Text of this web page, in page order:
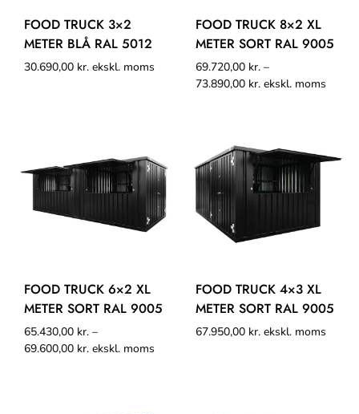
FOOD TRUCK 3×2
METER BLÅ RAL 5012
30.690,00 kr. ekskl. moms
FOOD TRUCK 8×2 XL
METER SORT RAL 9005
69.720,00 kr. –
73.890,00 kr. ekskl. moms
FOOD TRUCK 6×2 XL
METER SORT RAL 9005
65.430,00 kr. –
69.600,00 kr. ekskl. moms
FOOD TRUCK 4×3 XL
METER SORT RAL 9005
67.950,00 kr. ekskl. moms